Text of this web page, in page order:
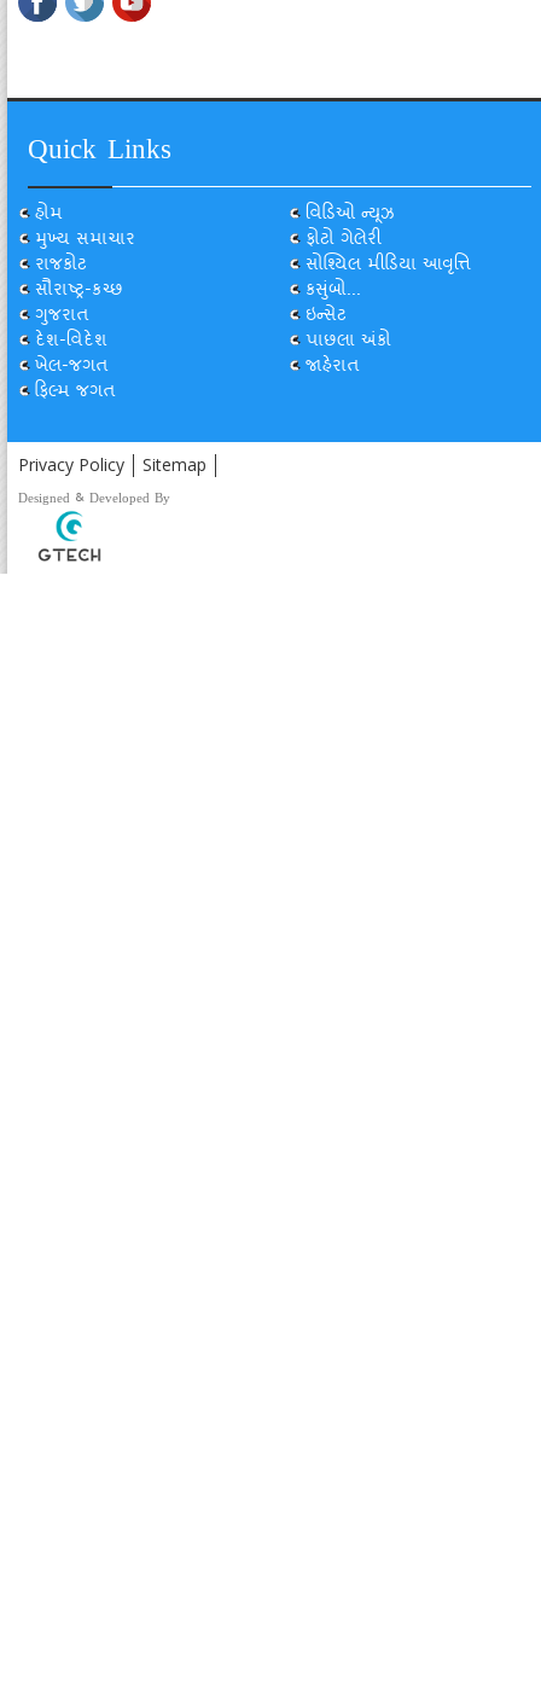
Quick Links
હોમ
મુખ્ય સમાચાર
રાજકોટ
સૌરાષ્ટ્ર-કચ્છ
ગુજરાત
દેશ-વિદેશ
ખેલ-જગત
ફિલ્મ જગત
વિડિઓ ન્યૂઝ
ફોટો ગેલેરી
સોશ્યિલ મીડિયા આવૃત્તિ
કસુંબો...
ઇન્સેટ
પાછલા અંકો
જાહેરાત
Privacy Policy Sitemap
Designed & Developed By